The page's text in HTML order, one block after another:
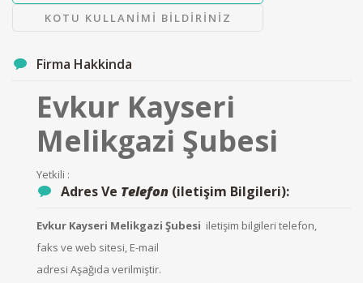
KOTU KULLANIMI BILDIRINIZ
Firma Hakkinda
Evkur Kayseri
Melikgazi Şubesi
Yetkili :
Adres Ve Telefon (iletişim Bilgileri):
Evkur Kayseri Melikgazi Şubesi iletişim bilgileri telefon,
faks ve web sitesi, E-mail
adresi Aşağıda verilmiştir.